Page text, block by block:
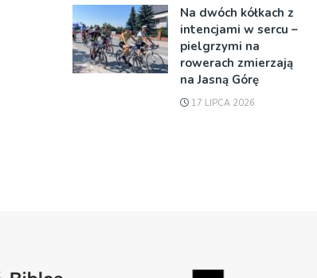
Na dwóch kółkach z
intencjami w sercu –
pielgrzymi na
rowerach zmierzają
na Jasną Górę
17 LIPCA 2026